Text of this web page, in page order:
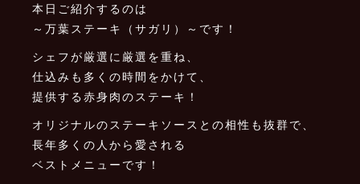
本日ご紹介するのは
～万葉ステーキ（サガリ）～です！
シェフが厳選に厳選を重ね、
仕込みも多くの時間をかけて、
提供する赤身肉のステーキ！
オリジナルのステーキソースとの相性も抜群で、
長年多くの人から愛される
ベストメニューです！